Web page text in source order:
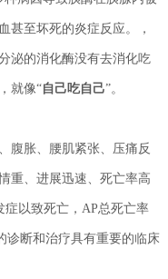
甚至坏死的炎症反应。，
泌的消化酶没有去消化吃
就像“自己吃自己”。
腹胀、腰肌紧张、压痛反
重、进展迅速、死亡率高
以致死亡，AP总死亡率
诊断和治疗具有重要的临床